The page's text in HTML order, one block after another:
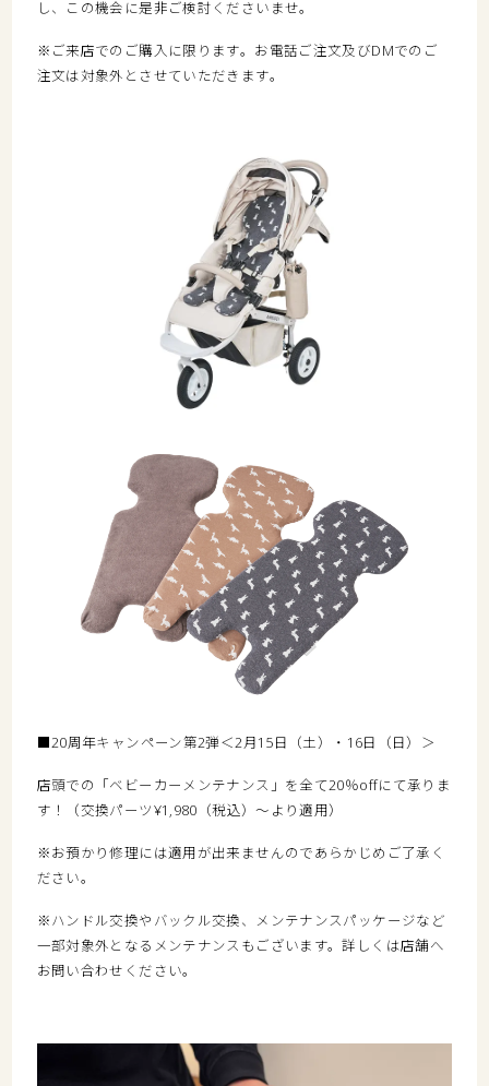
し、この機会に是非ご検討くださいませ。
※ご来店でのご購入に限ります。お電話ご注文及びDMでのご
注文は対象外とさせていただきます。
■20周年キャンペーン第2弾＜2月15日（土）・16日（日）＞
店頭での「ベビーカーメンテナンス」を全て20％offにて承りま
す！（交換パーツ¥1,980（税込）〜より適用）
※お預かり修理には適用が出来ませんのであらかじめご了承く
ださい。
※ハンドル交換やバックル交換、メンテナンスパッケージなど
一部対象外となるメンテナンスもございます。詳しくは店舗へ
お問い合わせください。